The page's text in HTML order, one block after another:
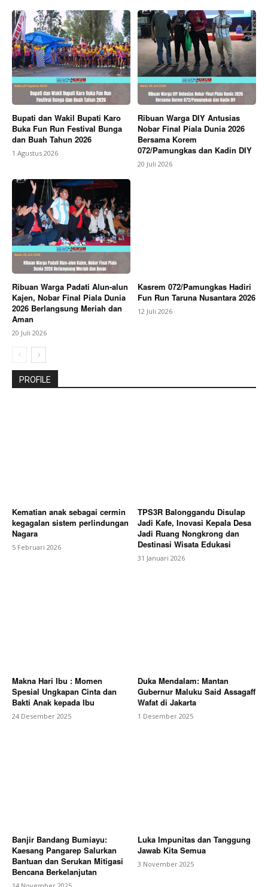
Bupati dan Wakil Bupati Karo
Buka Fun Run Festival Bunga
dan Buah Tahun 2026
1 Agustus 2026
Ribuan Warga DIY Antusias
Nobar Final Piala Dunia 2026
Bersama Korem
072/Pamungkas dan Kadin DIY
20 Juli 2026
Ribuan Warga Padati Alun-alun
Kajen, Nobar Final Piala Dunia
2026 Berlangsung Meriah dan
Aman
20 Juli 2026
Kasrem 072/Pamungkas Hadiri
Fun Run Taruna Nusantara 2026
12 Juli 2026
PROFILE
Kematian anak sebagai cermin
kegagalan sistem perlindungan
Nagara
5 Februari 2026
TPS3R Balonggandu Disulap
Jadi Kafe, Inovasi Kepala Desa
Jadi Ruang Nongkrong dan
Destinasi Wisata Edukasi
31 Januari 2026
Makna Hari Ibu : Momen
Spesial Ungkapan Cinta dan
Bakti Anak kepada Ibu
24 Desember 2025
Duka Mendalam: Mantan
Gubernur Maluku Said Assagaff
Wafat di Jakarta
1 Desember 2025
Banjir Bandang Bumiayu:
Kaesang Pangarep Salurkan
Bantuan dan Serukan Mitigasi
Bencana Berkelanjutan
Luka Impunitas dan Tanggung
Jawab Kita Semua
3 November 2025